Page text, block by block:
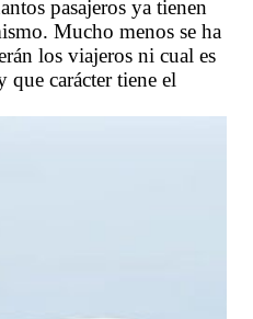
pasajeros ya tienen
Mucho menos se ha
los viajeros ni cual es
carácter tiene el